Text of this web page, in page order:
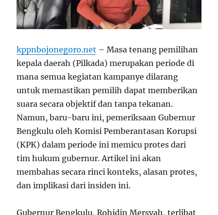
kppnbojonegoro.net – Masa tenang pemilihan
kepala daerah (Pilkada) merupakan periode di
mana semua kegiatan kampanye dilarang
untuk memastikan pemilih dapat memberikan
suara secara objektif dan tanpa tekanan.
Namun, baru-baru ini, pemeriksaan Gubernur
Bengkulu oleh Komisi Pemberantasan Korupsi
(KPK) dalam periode ini memicu protes dari
tim hukum gubernur. Artikel ini akan
membahas secara rinci konteks, alasan protes,
dan implikasi dari insiden ini.
Gubernur Bengkulu, Rohidin Mersyah, terlibat